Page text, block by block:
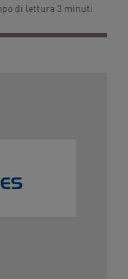
di lettura 3 minuti